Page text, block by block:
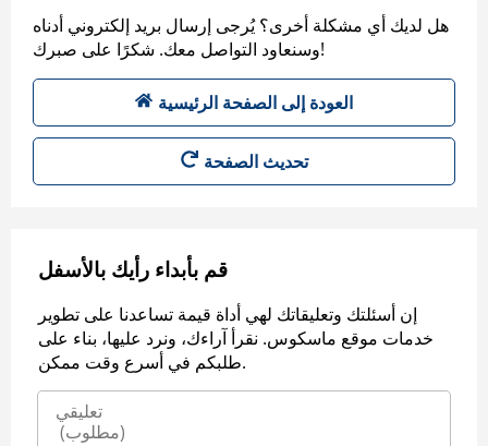
هل لديك أي مشكلة أخرى؟ يُرجى إرسال بريد إلكتروني أدناه
وسنعاود التواصل معك. شكرًا على صبرك!
العودة إلى الصفحة الرئيسية
تحديث الصفحة
قم بأبداء رأيك بالأسفل
إن أسئلتك وتعليقاتك لهي أداة قيمة تساعدنا على تطوير
خدمات موقع ماسكوس. نقرأ آراءك، ونرد عليها، بناء على
طلبكم في أسرع وقت ممكن.